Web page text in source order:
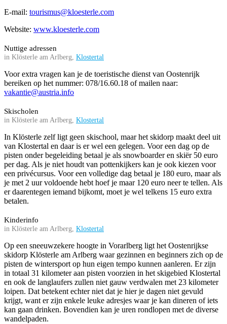
E-mail: tourismus@kloesterle.com
Website: www.kloesterle.com
Nuttige adressen
in Klösterle am Arlberg, Klostertal
Voor extra vragen kan je de toeristische dienst van Oostenrijk
bereiken op het nummer: 078/16.60.18 of mailen naar:
vakantie@austria.info
Skischolen
in Klösterle am Arlberg, Klostertal
In Klösterle zelf ligt geen skischool, maar het skidorp maakt deel uit
van Klostertal en daar is er wel een gelegen. Voor een dag op de
pisten onder begeleiding betaal je als snowboarder en skiër 50 euro
per dag. Als je niet houdt van pottenkijkers kan je ook kiezen voor
een privécursus. Voor een volledige dag betaal je 180 euro, maar als
je met 2 uur voldoende hebt hoef je maar 120 euro neer te tellen. Als
er daarentegen iemand bijkomt, moet je wel telkens 15 euro extra
betalen.
Kinderinfo
in Klösterle am Arlberg, Klostertal
Op een sneeuwzekere hoogte in Vorarlberg ligt het Oostenrijkse
skidorp Klösterle am Arlberg waar gezinnen en beginners zich op de
pisten de wintersport op hun eigen tempo kunnen aanleren. Er zijn
in totaal 31 kilometer aan pisten voorzien in het skigebied Klostertal
en ook de langlaufers zullen niet gauw verdwalen met 23 kilometer
loipen. Dat betekent echter niet dat je hier je dagen niet gevuld
krijgt, want er zijn enkele leuke adresjes waar je kan dineren of iets
kan gaan drinken. Bovendien kan je uren rondlopen met de diverse
wandelpaden.